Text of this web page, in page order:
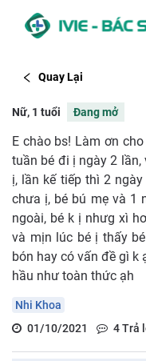
Quay Lại
Nữ, 1 tuổi Đang mở
E chào bs! Làm ơn
tuần bé đi ị ngày 2
ị, lần kế tiếp thì 2
chưa ị, bé bú mẹ và 1
ngoài, bé k ị nhưg xì
và mịn lúc bé ị thấy
bón hay có vấn đề gì k
hầu như toàn thức ạh
Nhi Khoa
01/10/2021
4Trả